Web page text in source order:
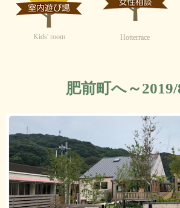
Kids' room Hotterrace
肥前町へ～2019/